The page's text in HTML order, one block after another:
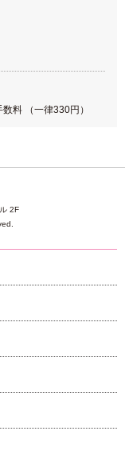
料 （一律330円）
2F